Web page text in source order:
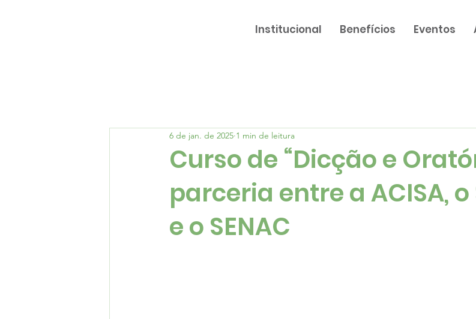
Institucional Benefícios Eventos
Curso de “Dicção e
parceria entre a ACISA, o
e o SENAC
6 de jan. de 2025 1 min de leitura